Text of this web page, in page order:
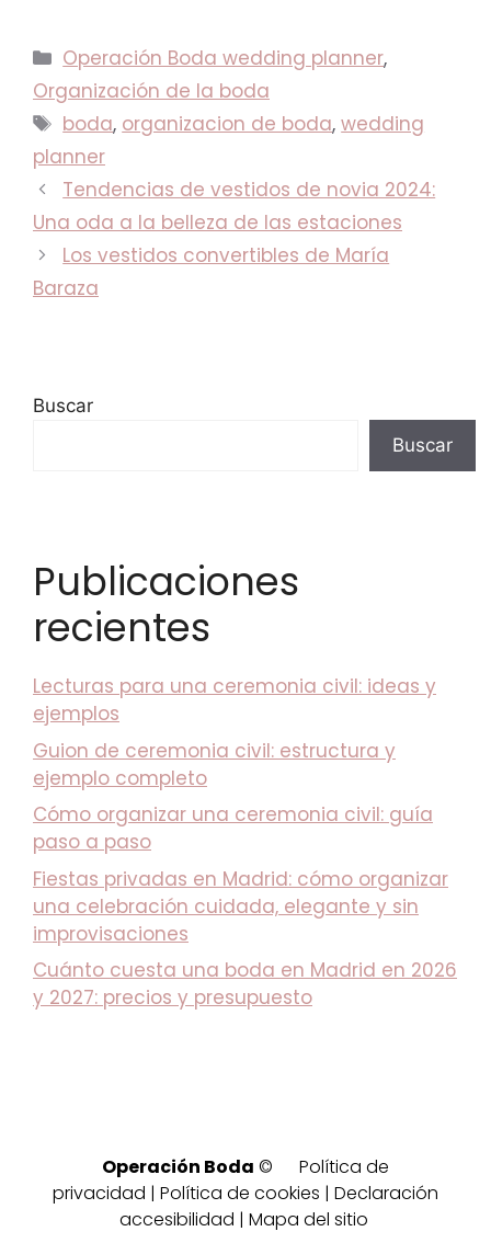
Operación Boda wedding planner,
Organización de la boda
boda, organizacion de boda,wedding
planner
Tendencias de vestidos de novia 2024:
Una oda a la belleza de las estaciones
Los vestidos convertibles de María
Baraza
Buscar
Buscar
Publicaciones
recientes
Lecturas para una ceremonia civil: ideas y
ejemplos
Guion de ceremonia civil: estructura y
ejemplo completo
Cómo organizar una ceremonia civil: guía
paso a paso
Fiestas privadas en Madrid: cómo organizar
una celebración cuidada, elegante y sin
improvisaciones
Cuánto cuesta una boda en Madrid en 2026
y 2027: precios y presupuesto
Operación Boda ©
Política de
privacidad | Política de cookies | Declaración
accesibilidad | Mapa del sitio